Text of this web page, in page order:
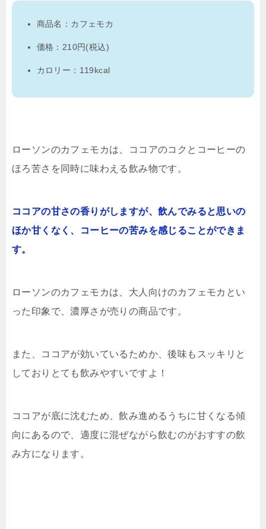
商品名：カフェモカ
価格：210円(税込)
カロリー：119kcal
ローソンのカフェモカは、ココアのコクとコーヒーの
ほろ苦さを同時に味わえる飲み物です。
ココアの甘さの香りがしますが、飲んでみると思いの
ほか甘くなく、コーヒーの苦みを感じることができま
す。
ローソンのカフェモカは、大人向けのカフェモカとい
った印象で、濃厚さが売りの商品です。
また、ココアが効いているためか、後味もスッキリと
しておりとても飲みやすいですよ！
ココアが底に沈むため、飲み進めるうちに甘くなる傾
向にあるので、適度に混ぜながら飲むのがおすすの飲
み方になります。